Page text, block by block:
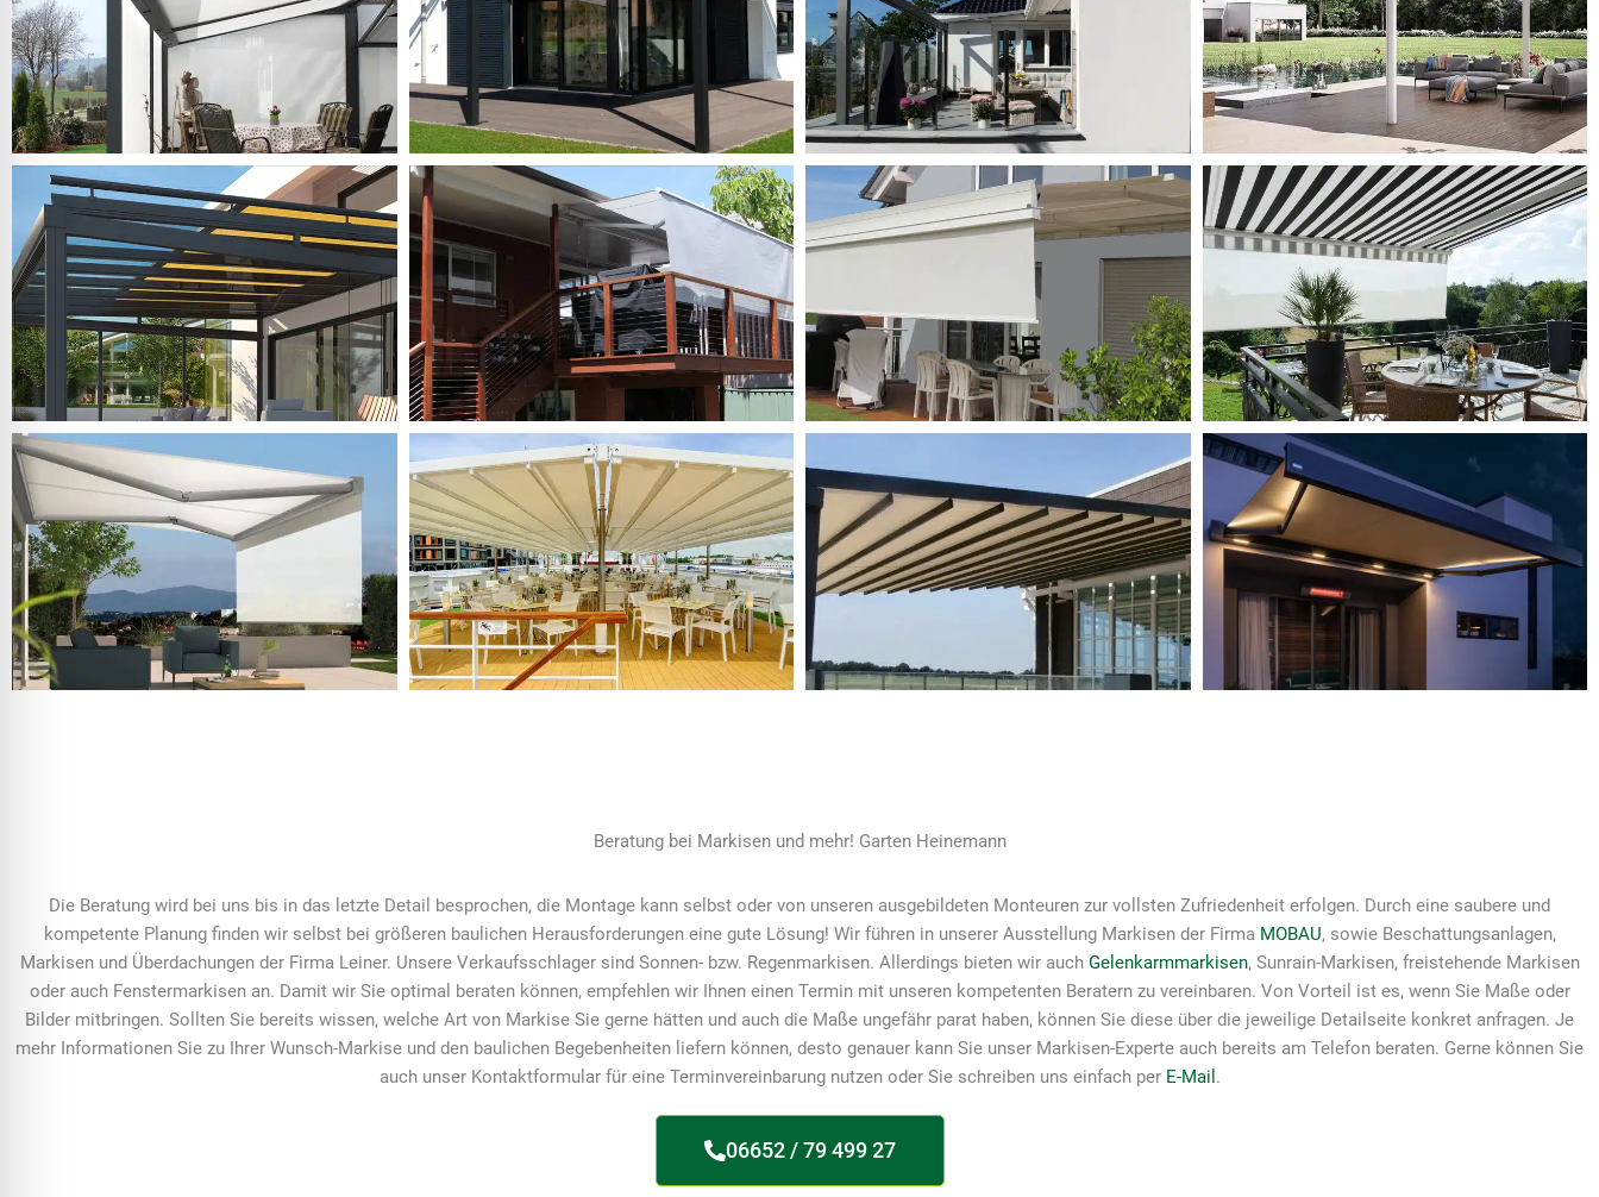
Beratung bei Markisen und mehr! Garten Heinemann
Die Beratung wird bei uns bis in das letzte Detail besprochen, die Montage kann selbst oder von unseren ausgebildeten Monteuren zur vollsten Zufriedenheit erfolgen. Durch eine saubere und
kompetente Planung finden wir selbst bei größeren baulichen Herausforderungen eine gute Lösung! Wir führen in unserer Ausstellung Markisen der Firma MOBAU, sowie Beschattungsanlagen,
Markisen und Überdachungen der Firma Leiner. Unsere Verkaufsschlager sind Sonnen- bzw. Regenmarkisen. Allerdings bieten wir auch Gelenkarmmarkisen, Sunrain-Markisen, freistehende Markisen
oder auch Fenstermarkisen an. Damit wir Sie optimal beraten können, empfehlen wir Ihnen einen Termin mit unseren kompetenten Beratern zu vereinbaren. Von Vorteil ist es, wenn Sie Maße oder
Bilder mitbringen. Sollten Sie bereits wissen, welche Art von Markise Sie gerne hätten und auch die Maße ungefähr parat haben, können Sie diese über die jeweilige Detailseite konkret anfragen. Je
mehr Informationen Sie zu Ihrer Wunsch-Markise und den baulichen Begebenheiten liefern können, desto genauer kann Sie unser Markisen-Experte auch bereits am Telefon beraten. Gerne können Sie
auch unser Kontaktformular für eine Terminvereinbarung nutzen oder Sie schreiben uns einfach per E-Mail .
06652 / 79 499 27